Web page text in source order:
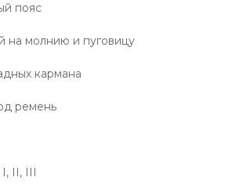
пояс
на молнию и пуговицу
кармана
ремень
II, III